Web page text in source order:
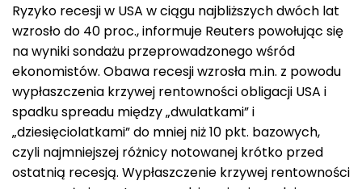
Ryzyko recesji w USA w ciągu najbliższych dwóch lat
wzrosło do 40 proc., informuje Reuters powołując się
na wyniki sondażu przeprowadzonego wśród
ekonomistów. Obawa recesji wzrosła m.in. z powodu
wypłaszczenia krzywej rentowności obligacji USA i
spadku spreadu między „dwulatkami” i
„dziesięciolatkami” do mniej niż 10 pkt. bazowych,
czyli najmniejszej różnicy notowanej krótko przed
ostatnią recesją. Wypłaszczenie krzywej rentowności